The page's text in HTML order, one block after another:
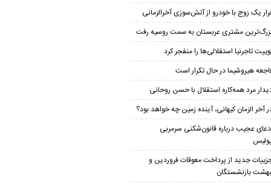
یک زوج با خودرو از آتش‌سوزی آخرالزمانی
مشتری عربستان به سمت روسیه رفت
تاجرنیا استقلالی‌ها را منفجر کرد
هیروشیما در حال تکرار است
مرد همه‌کاره استقلال با حسن روحانی
آخر الزمان کیهانی، آینده زمین چه خواهد بود؟
عجیب درباره قانون‌شکنی سرمربی
جدید از پرداخت معوقات فروردین و
بازنشستگان